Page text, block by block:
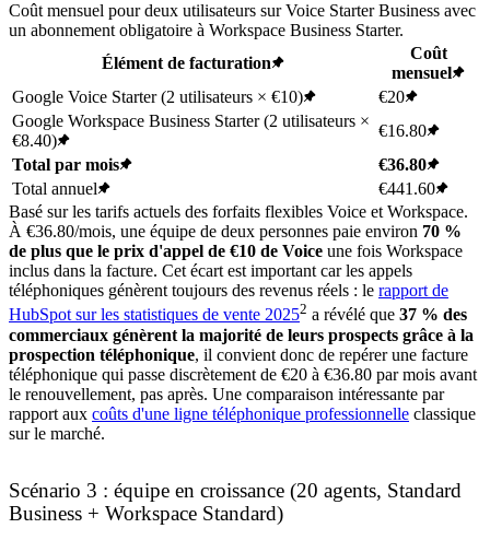
Coût mensuel pour deux utilisateurs sur Voice Starter Business avec
un abonnement obligatoire à Workspace Business Starter.
Élément de facturation
Coût
mensuel
Google Voice Starter (2 utilisateurs × €10)
€20
Google Workspace Business Starter (2 utilisateurs ×
€8.40)
€16.80
Total par mois
€36.80
Total annuel
€441.60
Basé sur les tarifs actuels des forfaits flexibles Voice et Workspace.
À €36.80/mois, une équipe de deux personnes paie environ 70 %
de plus que le prix d'appel de €10 de Voice une fois Workspace
inclus dans la facture. Cet écart est important car les appels
téléphoniques génèrent toujours des revenus réels : le rapport de
HubSpot sur les statistiques de vente 20252 a révélé que 37 % des
commerciaux génèrent la majorité de leurs prospects grâce à la
prospection téléphonique, il convient donc de repérer une facture
téléphonique qui passe discrètement de €20 à €36.80 par mois avant
le renouvellement, pas après. Une comparaison intéressante par
rapport aux coûts d'une ligne téléphonique professionnelle classique
sur le marché.
Scénario 3 : équipe en croissance (20 agents, Standard
Business + Workspace Standard)